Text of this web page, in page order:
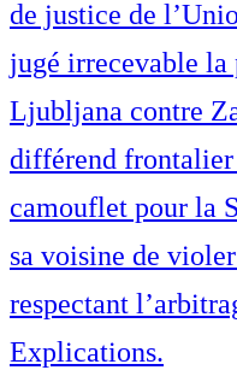
de justice de
jugé irrecevable la
Ljubljana contre
différend
camouflet pour la
sa voisine de
respectant
Explications.